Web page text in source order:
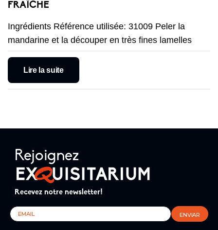
FRAÎCHE
Ingrédients Référence utilisée: 31009 Peler la
mandarine et la découper en très fines lamelles
Lire la suite
Rejoignez
Recevez notre newsletter!